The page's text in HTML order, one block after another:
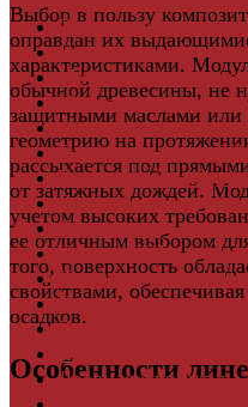
Выбор в пользу
оправдан их
характеристиками.
обычной древесины, не
защитными маслами или
геометрию на
рассыхается под
от затяжных дождей.
учетом высоких
ее отличным выбором
того, поверхность
свойствами,
осадков.
Особенности
Керамическая
Свет
Мебель и Интерьер
Мебельная
Фасадные панели
Террасная доска
Виниловый сайдинг
Водосточная
Ламинат
Грядки ДПК
Двери
Ковры
Комплектующие
Клей для паркета и
Дверная фурнитура